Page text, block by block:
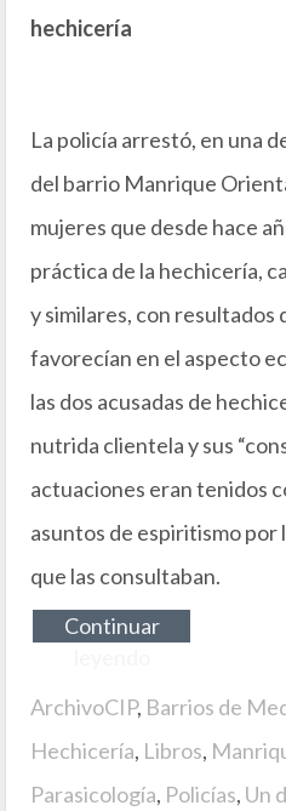
hechicería
La policía arrestó, en una
del barrio Manrique
mujeres que desde hace
práctica de la hechicería,
y similares, con resultados
favorecían en el aspecto
las dos acusadas de
nutrida clientela y sus
actuaciones eran tenidos
asuntos de espiritismo por
que las consultaban.
Continuar
ArchivoCIP, Barrios de
Hechicería, Libros,
Parasicología, Policías, Un